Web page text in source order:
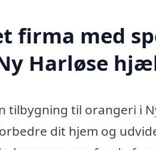
firma med
Harløse
tilbygning til orangeri i
dit hjem og